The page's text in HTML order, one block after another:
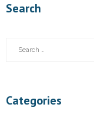
Search
Categories